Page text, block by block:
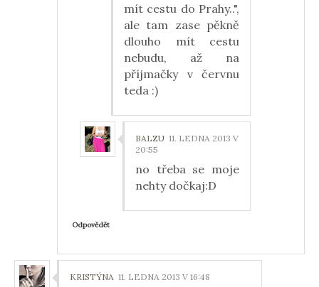
mít cestu do Prahy..",
ale tam zase pěkně
dlouho mít cestu
nebudu, až na
příjmačky v červnu
teda :)
BALZU 11. LEDNA 2013 V
20:55
no třeba se moje
nehty dočkaj:D
Odpovědět
KRISTÝNA 11. LEDNA 2013 V 16:48